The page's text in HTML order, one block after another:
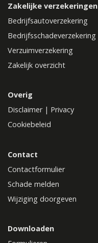
Zakelijke verzekeringen
Bedrijfsautoverzekering
Bedrijfsschadeverzekering
Verzuimverzekering
Zakelijk overzicht
Overig
Disclaimer| Privacy
Cookiebeleid
Contact
Contactformulier
Schade melden
Wijziging doorgeven
Downloaden